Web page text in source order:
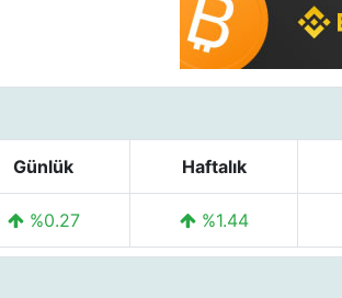
Günlük Haftalık
%0.27 %1.44